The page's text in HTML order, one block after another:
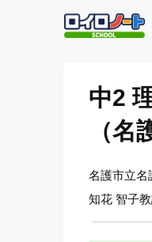
中2
（名
名護市立名
知花 智子